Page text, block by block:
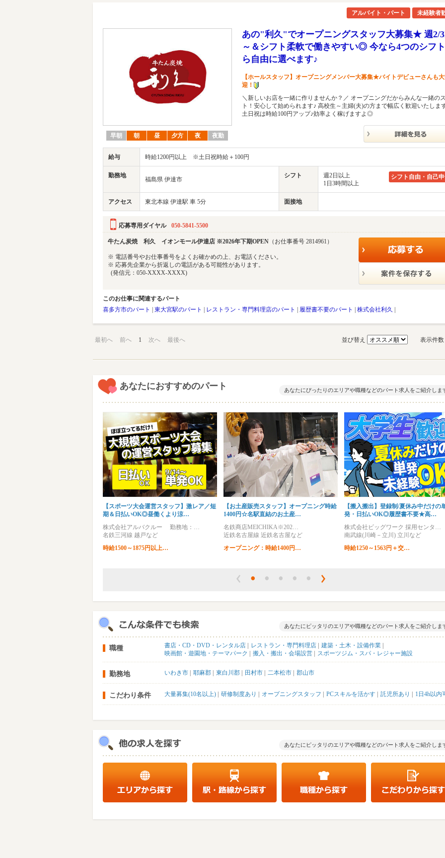
アルバイト・パート 未経験者
早朝 朝 昼 夕方 夜 夜勤
あの"利久"でオープニングスタッフ大募集★ 週2/
～＆シフト柔軟で働きやすい◎ 今なら4つのシフ
ら自由に選べます♪
【ホールスタッフ】オープニングメンバー大募集★バイトデビューさんも
迎！
＼新しいお店を一緒に作りませんか？／ オープニングだからみんな一緒の
ト！安心して始められます♪ 高校生～主婦(夫)の方まで幅広く歓迎いたしま
土日祝は時給100円アップ♪効率よく稼げますよ◎
給与 時給1200円以上 ※土日祝時給＋100円
勤務地
福島県 伊達市
シフト
週2日以上
1日3時間以上
シフト自由・自己
アクセス 東北本線 伊達駅 車 5分 面接地
応募専用ダイヤル 050-5841-5500
牛たん炭焼 利久 イオンモール伊達店 ※2026年下期OPEN （お仕事番号 2814961）
※ 電話番号やお仕事番号をよくお確かめの上、お電話ください。
※ 応募先企業から折返しの電話がある可能性があります。
(発信元：050-XXXX-XXXX)
このお仕事に関連するパート
喜多方市のパート
東大宮駅のパート レストラン・専門料理店のパート 履歴書不要のパート 株式会社利久
最初へ 前へ 1 次へ 最後へ 並び替え 表示件数
あなたにおすすめのパート あなたにぴったりのエリアや職種などのパート求人をご紹介しま
【スポーツ大会運営スタッフ】激レア／短
期＆日払いOK◎昼働くより涼…
株式会社アルバクルー 勤務地：…
名鉄三河線 越戸など
時給1500～1875円以上…
【お土産販売スタッフ】オープニング時給
1400円☆名駅直結のお土産…
名鉄商店MEICHIKA※202…
近鉄名古屋線 近鉄名古屋など
オープニング：時給1400円…
【搬入搬出】登録制/夏休み中だけの
発・日払いOK◎履歴書不要★高…
株式会社ビッグワーク 採用センタ…
南武線(川崎－立川) 立川など
時給1250～1563円＋交…
あなたにピッタリのエリアや職種などのパート求人をご紹介しま
職種 書店・CD・DVD・レンタル店 レストラン・専門料理店
建築・土木・設備作業
映画館・遊園地・テーマパーク
搬入・搬出・会場設営 スポーツジム・スパ・レジャー施設
勤務地 いわき市 耶麻郡 東白川郡 田村市 二本松市 郡山市
こだわり条件 大量募集(10名以上) 研修制度あり オープニングスタッフ PCスキルを活かす 託児所あり 1日4h以内
あなたにピッタリのエリアや職種などのパート求人をご紹介しま